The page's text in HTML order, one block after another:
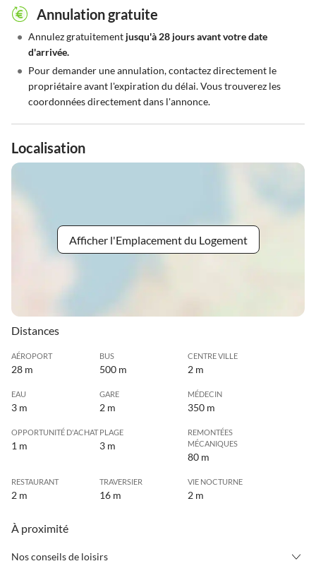
Annulation gratuite
• Annulez gratuitement jusqu'à 28 jours avant votre date
d'arrivée.
• Pour demander une annulation, contactez directement le
propriétaire avant l'expiration du délai. Vous trouverez les
coordonnées directement dans l'annonce.
Localisation
Afficher l'Emplacement du Logement
Distances
AÉROPORT
28 m
BUS
500 m
CENTRE VILLE
2 m
EAU
3 m
GARE
2 m
MÉDECIN
350 m
OPPORTUNITÉ D'ACHAT
1 m
PLAGE
3 m
REMONTÉES
MÉCANIQUES
80 m
RESTAURANT
2 m
TRAVERSIER
16 m
VIE NOCTURNE
2 m
À proximité
Nos conseils de loisirs